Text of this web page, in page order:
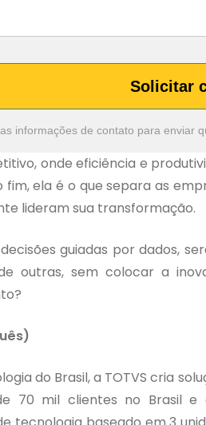
Solicitar
informações de contato para enviar
onde eficiência e
fim, ela é o que separa as
lideram sua transformação.
guiadas por dados,
outras, sem colocar a
do Brasil, a TOTVS cria
70 mil clientes no Brasil e